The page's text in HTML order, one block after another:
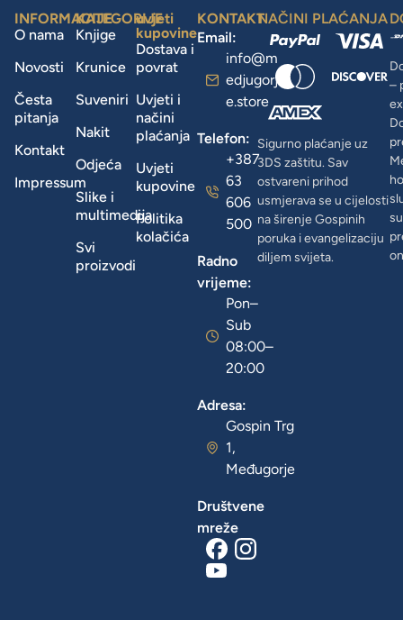
INFORMACIJE
O nama
Novosti
Česta
pitanja
Kontakt
Impressum
KATEGORIJE
Knjige
Krunice
Suveniri
Nakit
Odjeća
Slike i
multimedija
Svi
proizvodi
uvjeti
kupovine
Dostava i
povrat
Uvjeti i
načini
plaćanja
Uvjeti
kupovine
Politika
kolačića
KONTAKT
Email:
info@m
edjugorj
e.store
Telefon:
+387
63
606
500
Radno
vrijeme:
Pon–
Sub
08:00–
20:00
Adresa:
Gospin Trg
1,
Međugorje
Društvene
mreže
NAČINI PLAĆANJA
Sigurno plaćanje uz
3DS zaštitu. Sav
ostvareni prihod
usmjerava se u cijelosti
na širenje Gospinih
poruka i evangelizaciju
diljem svijeta.
–